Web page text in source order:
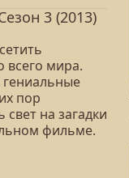
3 (2013)
всего мира.
гениальные
пор
на загадки
фильме.